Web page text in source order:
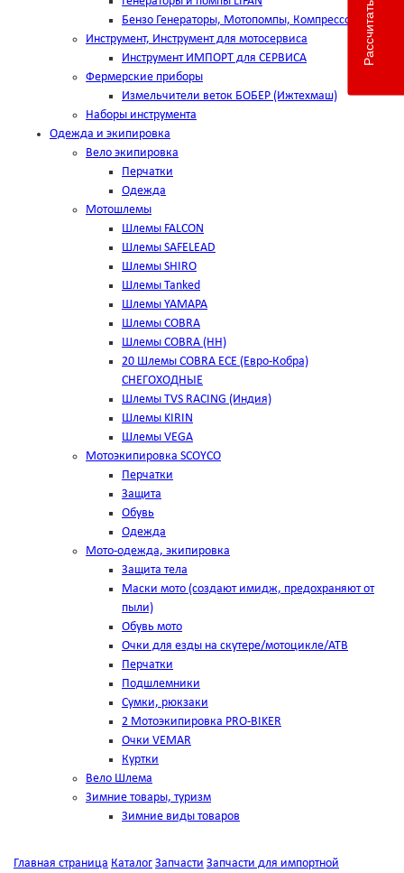
Бензо Генераторы, Мотопомпы, Компрессоры
Инструмент, Инструмент для мотосервиса
Инструмент ИМПОРТ для СЕРВИСА
Фермерские приборы
Измельчители веток БОБЕР (Ижтехмаш)
Наборы инструмента
Одежда и экипировка
Вело экипировка
Перчатки
Одежда
Мотошлемы
Шлемы FALCON
Шлемы SAFELEAD
Шлемы SHIRO
Шлемы Tanked
Шлемы YAMAPA
Шлемы COBRA
Шлемы COBRA (HH)
20 Шлемы COBRA ECE (Евро-Кобра)
СНЕГОХОДНЫЕ
Шлемы TVS RACING (Индия)
Шлемы KIRIN
Шлемы VEGA
Мотоэкипировка SCOYCO
Перчатки
Защита
Обувь
Одежда
Мото-одежда, экипировка
Защита тела
Маски мото (создают имидж, предохраняют от
пыли)
Обувь мото
Очки для езды на скутере/мотоцикле/АТВ
Перчатки
Подшлемники
Сумки, рюкзаки
2 Мотоэкипировка PRO-BIKER
Очки VEMAR
Куртки
Вело Шлема
Зимние товары, туризм
Зимние виды товаров
Главная страница Каталог Запчасти Запчасти для импортной